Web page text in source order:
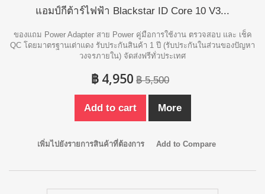
แอมป์กีต้าร์ไฟฟ้า Blackstar ID Core 10 V3...
ของแถม Power Adapter สาย Power คู่มือการใช้งาน ตรวจสอบ และ เช็ค
QC โดยมาตรฐานเต่าแดง รับประกันสินค้า 1 ปี (รับประกันในส่วนของปัญหา
วงจรภายใน) จัดส่งฟรีทั่วประเทศ
฿ 4,950 ฿ 5,500
Add to cart More
เพิ่มไปยังรายการสินค้าที่ต้องการ Add to Compare